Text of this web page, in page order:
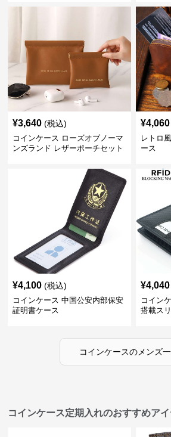
¥3,640 (税込)
コインケース ローズオブノーマ
ンズランド レザーポーチセット
¥4,060
レトロ
ース
¥4,100 (税込)
コインケース 中国公安内部保安
証明書ケース
¥4,040
コイン
搭載ス
コインケースのメンズ
コインケース定期入れのおすすめア